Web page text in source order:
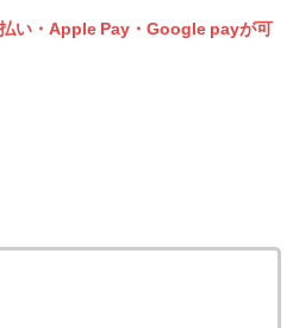
い・Apple Pay・Google payが可